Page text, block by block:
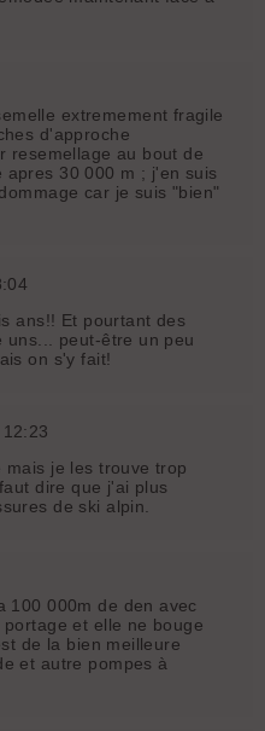
extremement fragile
d'approche
resemellage au bout de
30 000 m ; j'en suis
car je suis "bien"
ans!! Et pourtant des
uns... peut-être un peu
on s'y fait!
12:23
je les trouve trop
dire que j'ai plus
de ski alpin.
100 000m de den avec
et elle ne bouge
de la bien meilleure
et autre pompes à